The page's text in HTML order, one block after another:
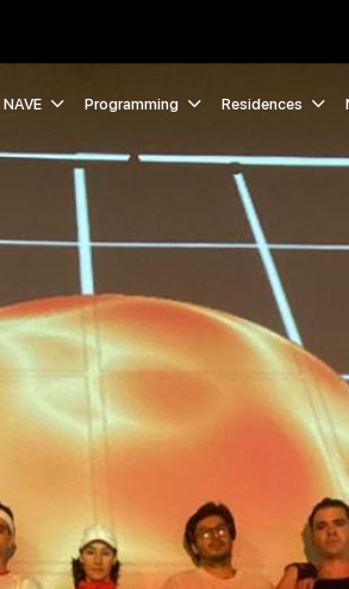
NAVE Programming Residences